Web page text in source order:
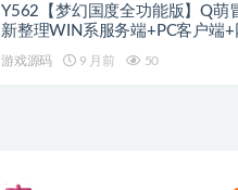
Y562【梦幻国度全功能版】Q萌
新整理WIN系服务端+PC客户端
游戏源码 9 月前 50